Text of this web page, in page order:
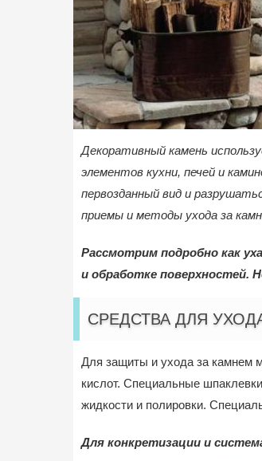
Декоративный камень
элементов кухни, печей и
первозданный вид и
приемы и методы ухода за
Рассмотрим подробно как
и обработке поверхностей.
СРЕДСТВА ДЛЯ
Для защиты и ухода за камнем
кислот. Специальные
жидкости и полировки.
Для конкретизации и